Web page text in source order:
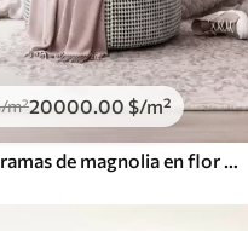
/m²20000.00 $/m²